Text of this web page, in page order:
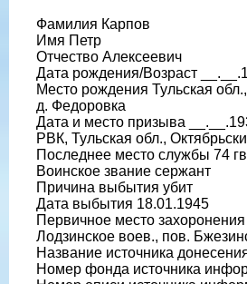
Фамилия Карпов
Имя Петр
Отчество Алексеевич
Дата рождения/Возраст
Место рождения Тульская
д. Федоровка
Дата и место призыва
РВК, Тульская обл.,
Последнее место службы 74
Воинское звание сержант
Причина выбытия убит
Дата выбытия 18.01.1945
Первичное место
Лодзинское воев., пов.
Название источника
Номер фонда источника